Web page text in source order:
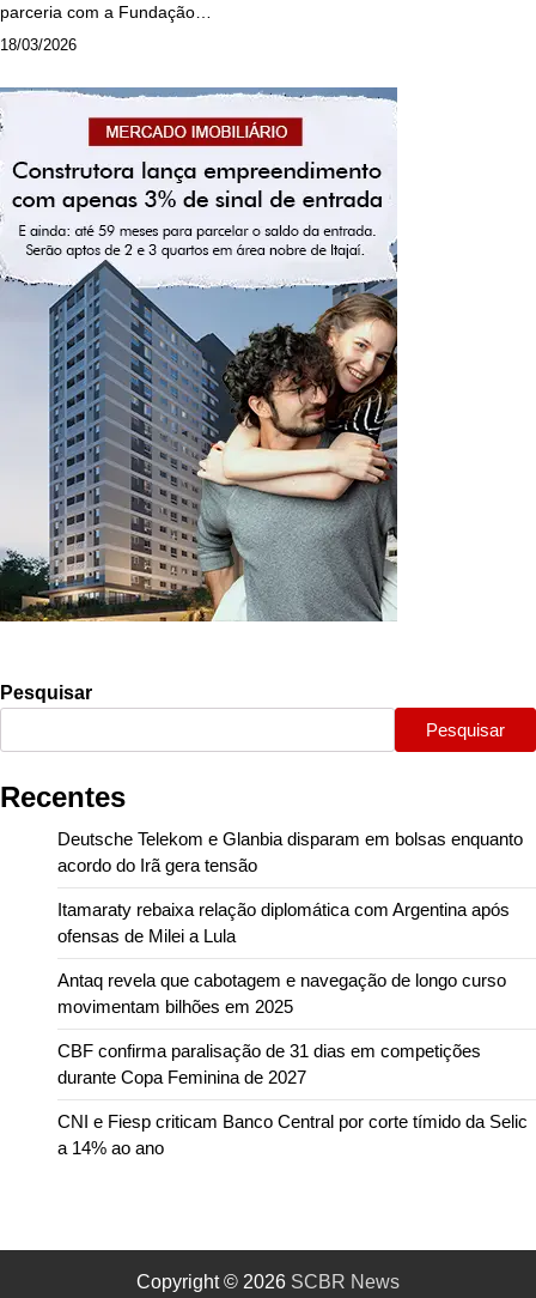
parceria com a Fundação…
18/03/2026
Pesquisar
Pesquisar
Recentes
Deutsche Telekom e Glanbia disparam em bolsas enquanto
acordo do Irã gera tensão
Itamaraty rebaixa relação diplomática com Argentina após
ofensas de Milei a Lula
Antaq revela que cabotagem e navegação de longo curso
movimentam bilhões em 2025
CBF confirma paralisação de 31 dias em competições
durante Copa Feminina de 2027
CNI e Fiesp criticam Banco Central por corte tímido da Selic
a 14% ao ano
Copyright © 2026 SCBR News